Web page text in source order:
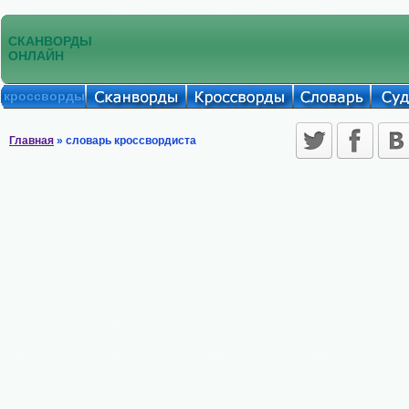
СКАНВОРДЫ
ОНЛАЙН
кроссворды
Главная » словарь кроссвордиста